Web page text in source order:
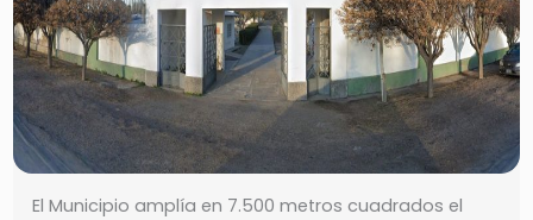
El Municipio amplía en 7.500 metros cuadrados el